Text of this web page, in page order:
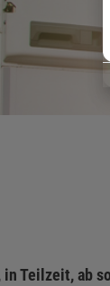
in Teilzeit, ab